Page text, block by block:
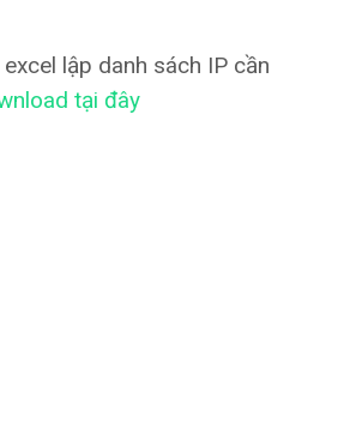
lập danh sách IP cần
tại đây